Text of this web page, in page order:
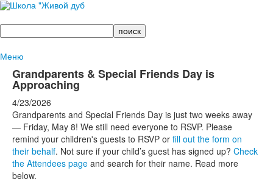
Поиск
Меню
Grandparents & Special Friends Day is
Approaching
4/23/2026
Grandparents and Special Friends Day is just two weeks away
— Friday, May 8! We still need everyone to RSVP. Please
remind your children's guests to RSVP or fill out the form on
their behalf. Not sure if your child’s guest has signed up? Check
the Attendees page and search for their name. Read more
below.